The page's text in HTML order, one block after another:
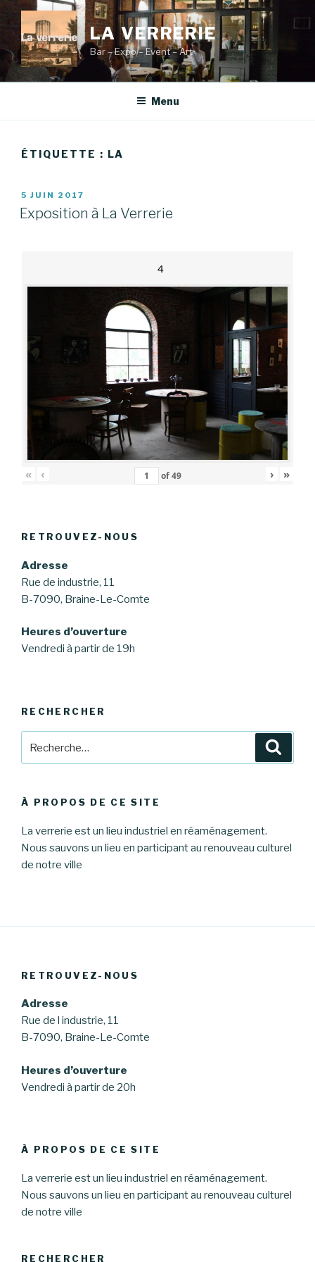
contenu
principal
LA VERRERIE
Bar – Expo – Event – Art
Menu
ÉTIQUETTE : LA
PUBLIÉ
LE
5 JUIN 2017
Exposition à La Verrerie
4
« ‹ of49 › »
RETROUVEZ-NOUS
Adresse
Rue de industrie, 11
B-7090, Braine-Le-Comte
Heures d’ouverture
Vendredi à partir de 19h
RECHERCHER
pour
À PROPOS DE CE SITE
La verrerie est un lieu industriel en réaménagement.
Nous sauvons un lieu en participant au renouveau culturel
de notre ville
RETROUVEZ-NOUS
Adresse
Rue de l industrie, 11
B-7090, Braine-Le-Comte
Heures d’ouverture
Vendredi à partir de 20h
À PROPOS DE CE SITE
La verrerie est un lieu industriel en réaménagement.
Nous sauvons un lieu en participant au renouveau culturel
de notre ville
RECHERCHER